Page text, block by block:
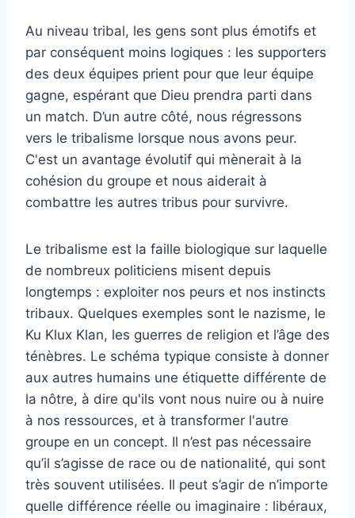
Au niveau tribal, les gens sont plus émotifs et
par conséquent moins logiques : les supporters
des deux équipes prient pour que leur équipe
gagne, espérant que Dieu prendra parti dans
un match. D’un autre côté, nous régressons
vers le tribalisme lorsque nous avons peur.
C'est un avantage évolutif qui mènerait à la
cohésion du groupe et nous aiderait à
combattre les autres tribus pour survivre.
Le tribalisme est la faille biologique sur laquelle
de nombreux politiciens misent depuis
longtemps : exploiter nos peurs et nos instincts
tribaux. Quelques exemples sont le nazisme, le
Ku Klux Klan, les guerres de religion et l’âge des
ténèbres. Le schéma typique consiste à donner
aux autres humains une étiquette différente de
la nôtre, à dire qu'ils vont nous nuire ou à nuire
à nos ressources, et à transformer l'autre
groupe en un concept. Il n’est pas nécessaire
qu’il s’agisse de race ou de nationalité, qui sont
très souvent utilisées. Il peut s’agir de n’importe
quelle différence réelle ou imaginaire : libéraux,